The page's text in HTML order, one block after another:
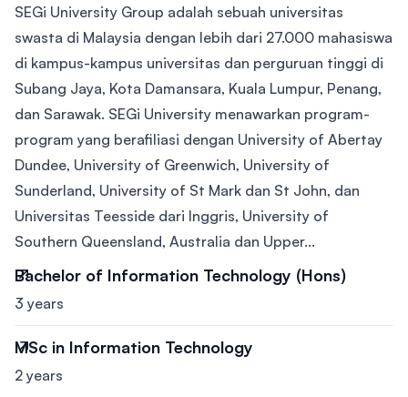
SEGi University Group adalah sebuah universitas
swasta di Malaysia dengan lebih dari 27.000 mahasiswa
di kampus-kampus universitas dan perguruan tinggi di
Subang Jaya, Kota Damansara, Kuala Lumpur, Penang,
dan Sarawak. SEGi University menawarkan program-
program yang berafiliasi dengan University of Abertay
Dundee, University of Greenwich, University of
Sunderland, University of St Mark dan St John, dan
Universitas Teesside dari Inggris, University of
Southern Queensland, Australia dan Upper...
Bachelor of Information Technology (Hons)
3 years
MSc in Information Technology
2 years